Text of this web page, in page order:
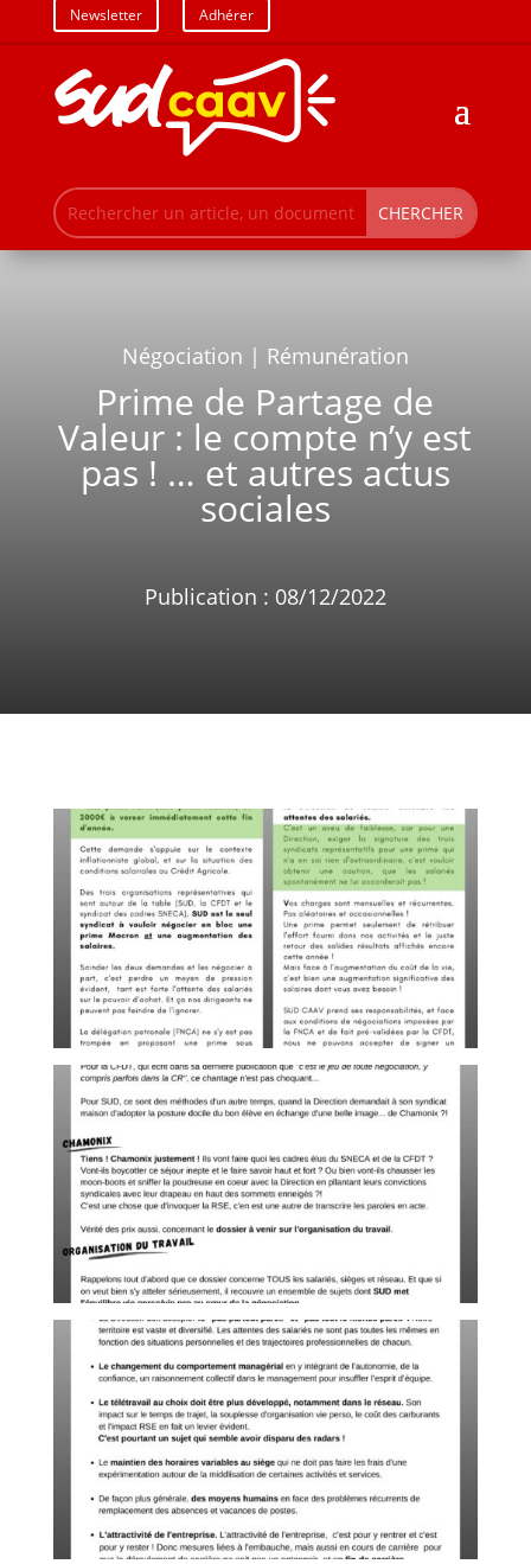
Newsletter Adhérer
Négociation | Rémunération
Prime de Partage de
Valeur : le compte n’y est
pas ! … et autres actus
sociales
Publication : 08/12/2022